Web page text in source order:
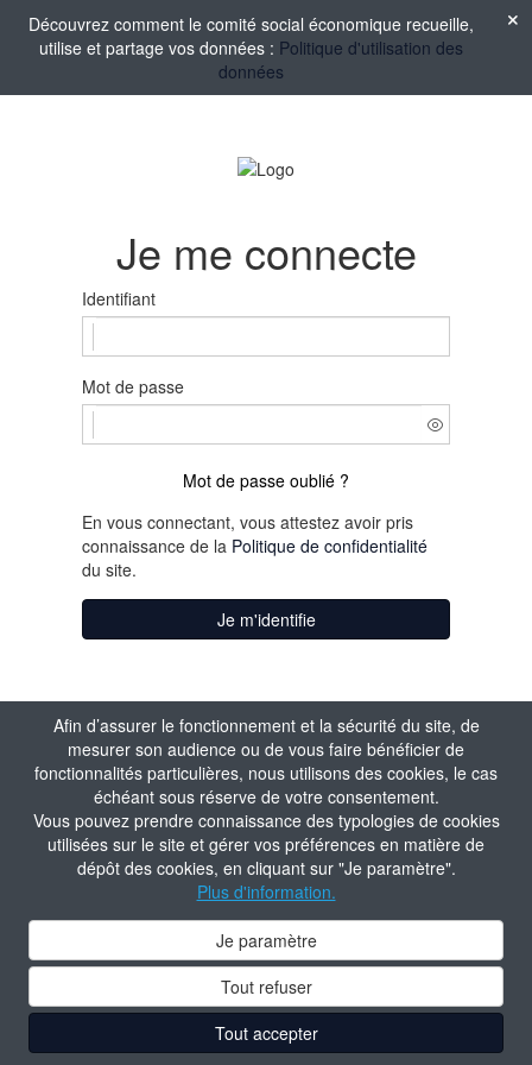
Afin d’assurer le fonctionnement et la sécurité du site, de
mesurer son audience ou de vous faire bénéficier de
fonctionnalités particulières, nous utilisons des cookies, le cas
échéant sous réserve de votre consentement.
Vous pouvez prendre connaissance des typologies de cookies
utilisées sur le site et gérer vos préférences en matière de
dépôt des cookies, en cliquant sur "Je paramètre".
Plus d'information.
Je paramètre
Tout refuser
Tout accepter
Découvrez comment le comité social économique recueille,
utilise et partage vos données : Politique d'utilisation des
données
Je me connecte
Identifiant
Mot de passe
Mot de passe oublié ?
En vous connectant, vous attestez avoir pris
connaissance de la Politique de confidentialité
du site.
Je m'identifie